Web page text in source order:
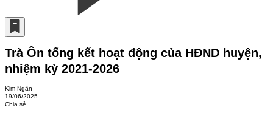
Trà Ôn tổng kết hoạt động của HĐND huyện,
nhiệm kỳ 2021-2026
Kim Ngân
19/06/2025
Chia sẻ